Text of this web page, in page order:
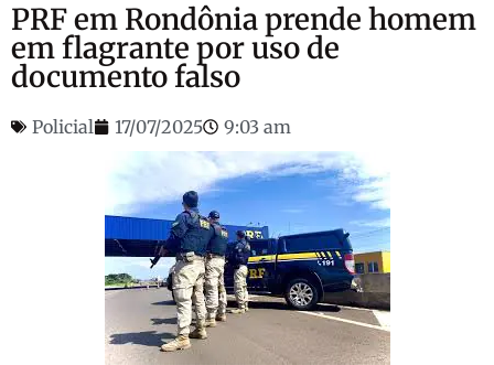
PRF em Rondônia prende homem
em flagrante por uso de
documento falso
Policial 17/07/2025 9:03 am